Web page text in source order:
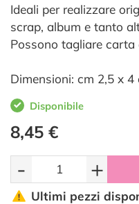
Ideali per realizzare
scrap, album e tanto
Possono tagliare carta
Dimensioni: cm 2,5 x 4
Disponibile
8,45 €
- +
Ultimi pezzi